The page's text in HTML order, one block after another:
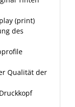
(print)
des
Qualität der